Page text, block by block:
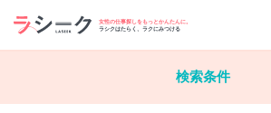
女性の仕事探しをもっとかんたんに。
ラシクはたらく、ラクにみつけるすべて
検索条件